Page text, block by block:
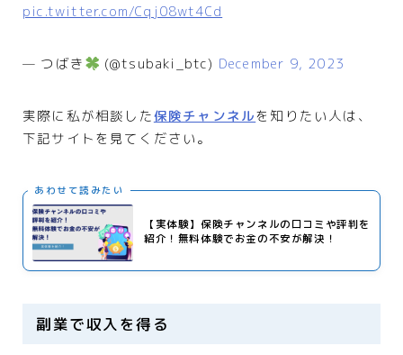
pic.twitter.com/Cqj08wt4Cd
— つばき (@tsubaki_btc) December 9, 2023
実際に私が相談した保険チャンネルを知りたい人は、
下記サイトを見てください。
あわせて読みたい
【実体験】保険チャンネルの口コミや評判を
紹介！無料体験でお金の不安が解決！
副業で収入を得る